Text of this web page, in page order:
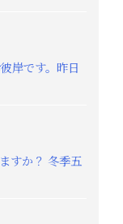
岸です。昨日
すか？ 冬季五